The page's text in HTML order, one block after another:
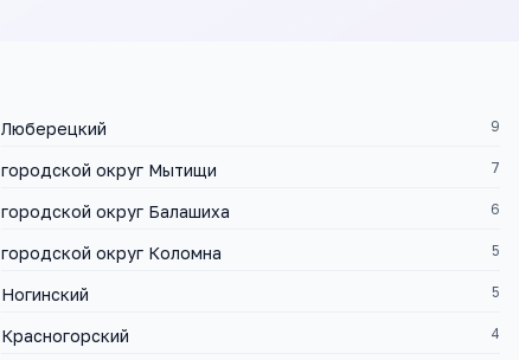
Люберецкий 9
городской округ Мытищи 7
городской округ Балашиха 6
городской округ Коломна 5
Ногинский 5
Красногорский 4